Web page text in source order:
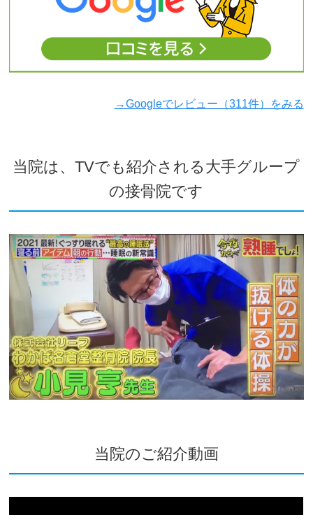
→Googleでレビュー（311件）をみる
当院は、TVでも紹介される大手グループ
の接骨院です
当院のご紹介動画